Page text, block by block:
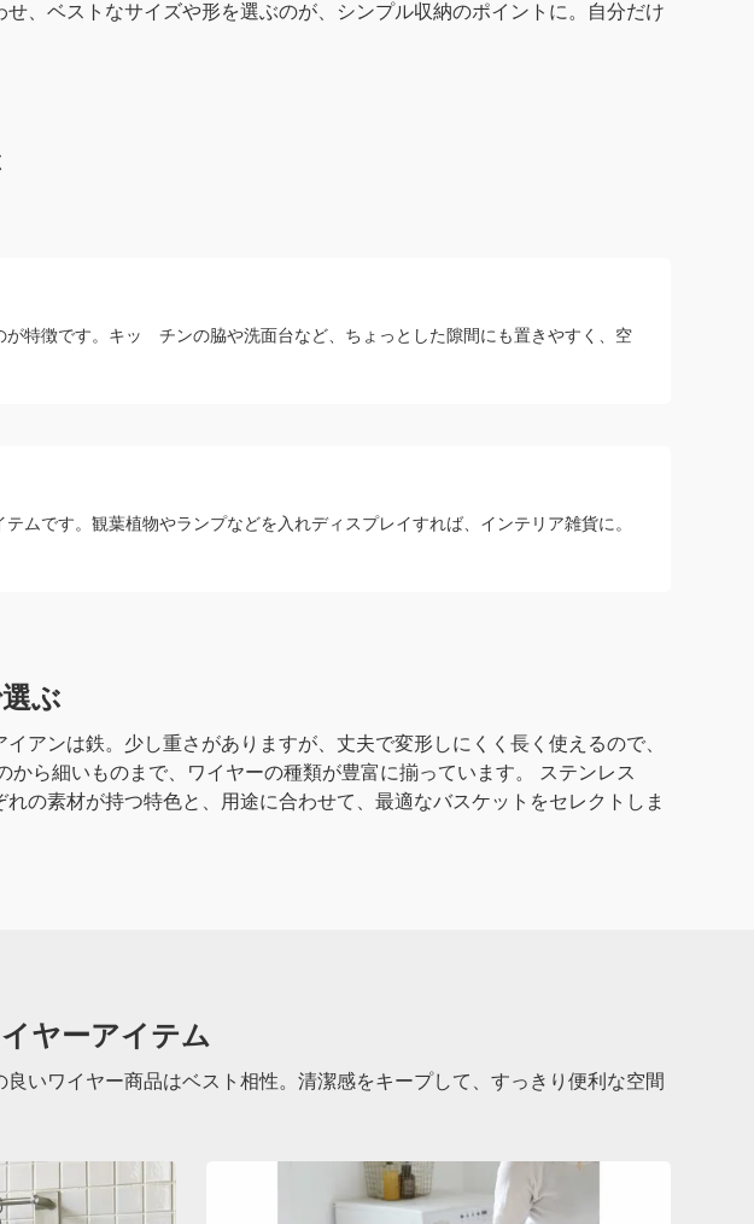
、ベストなサイズや形を選ぶのが、シンプル収納のポイントに。自分だけ
特徴です。キッ チンの脇や洗面台など、ちょっとした隙間にも置きやすく、空
ムです。観葉植物やランプなどを入れディスプレイすれば、インテリア雑貨に。
ぶ
アンは鉄。少し重さがありますが、丈夫で変形しにくく長く使えるので、
ら細いものまで、ワイヤーの種類が豊富に揃っています。 ステンレス
の素材が持つ特色と、用途に合わせて、最適なバスケットをセレクトしま
ヤーアイテム
いワイヤー商品はベスト相性。清潔感をキープして、すっきり便利な空間